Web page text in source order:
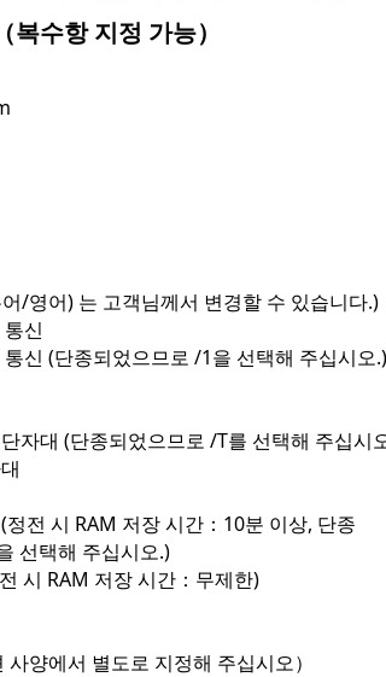
수항 지정 가능）
/영어) 는 고객님께서 변경할 수 있습니다.)
신
통신 (단종되었으므로 /1을 선택해 주십시오.)
단자대 (단종되었으므로 /T를 선택해 주십시
(정전 시 RAM 저장 시간：10분 이상, 단종
선택해 주십시오.)
시 RAM 저장 시간：무제한)
사양에서 별도로 지정해 주십시오）